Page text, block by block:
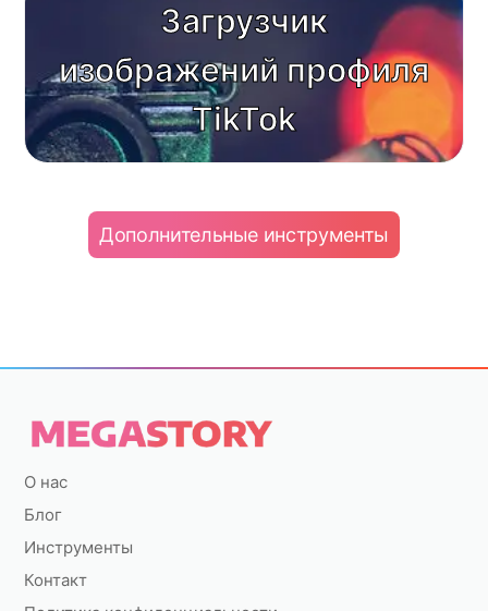
Загрузчик
изображений профиля
TikTok
Дополнительные инструменты
О нас
Блог
Инструменты
Контакт